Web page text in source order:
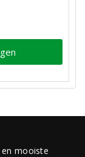
en mooiste